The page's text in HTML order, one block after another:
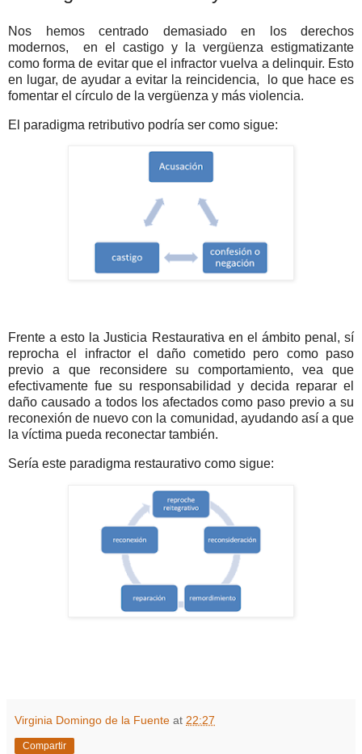
Nos hemos centrado demasiado en los derechos
modernos, en el castigo y la vergüenza estigmatizante
como forma de evitar que el infractor vuelva a delinquir. Esto
en lugar, de ayudar a evitar la reincidencia, lo que hace es
fomentar el círculo de la vergüenza y más violencia.
El paradigma retributivo podría ser como sigue:
Frente a esto la Justicia Restaurativa en el ámbito penal, sí
reprocha el infractor el daño cometido pero como paso
previo a que reconsidere su comportamiento, vea que
efectivamente fue su responsabilidad y decida reparar el
daño causado a todos los afectados como paso previo a su
reconexión de nuevo con la comunidad, ayudando así a que
la víctima pueda reconectar también.
Sería este paradigma restaurativo como sigue:
Virginia Domingo de la Fuente at 22:27
Compartir